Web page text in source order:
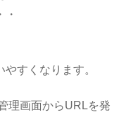
すくなります。
理画面からURLを発